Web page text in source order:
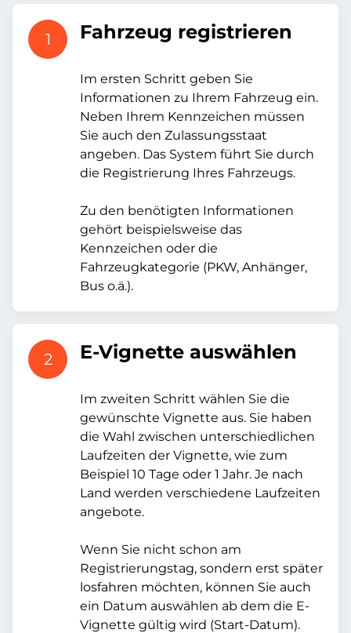
1 Fahrzeug registrieren
Im ersten Schritt geben Sie
Informationen zu Ihrem Fahrzeug ein.
Neben Ihrem Kennzeichen müssen
Sie auch den Zulassungsstaat
angeben. Das System führt Sie durch
die Registrierung Ihres Fahrzeugs.
Zu den benötigten Informationen
gehört beispielsweise das
Kennzeichen oder die
Fahrzeugkategorie (PKW, Anhänger,
Bus o.ä.).
2 E-Vignette auswählen
Im zweiten Schritt wählen Sie die
gewünschte Vignette aus. Sie haben
die Wahl zwischen unterschiedlichen
Laufzeiten der Vignette, wie zum
Beispiel 10 Tage oder 1 Jahr. Je nach
Land werden verschiedene Laufzeiten
angebote.
Wenn Sie nicht schon am
Registrierungstag, sondern erst später
losfahren möchten, können Sie auch
ein Datum auswählen ab dem die E-
Vignette gültig wird (Start-Datum).